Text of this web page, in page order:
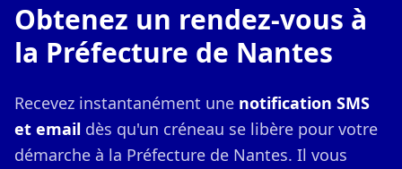
Obtenez un rendez-vous à
la Préfecture de Nantes
Recevez instantanément une notification SMS
et email dès qu'un créneau se libère pour votre
démarche à la Préfecture de Nantes. Il vous